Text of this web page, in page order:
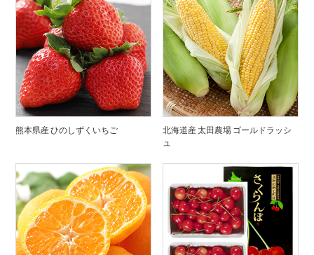
熊本県産 ひのしずくいちご
北海道産 太田農場 ゴールドラッシ
ュ